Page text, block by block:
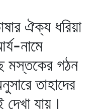
ঐক্য ধরিয়া
নামে
মস্তকের গঠন
তাহাদের
যায়।